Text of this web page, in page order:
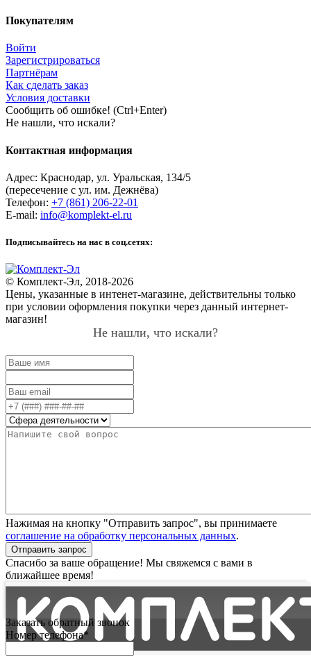
Покупателям
Войти
Зарегистрироваться
Партнёрам
Как сделать заказ
Условия доставки
Сообщить об ошибке! (Ctrl+Enter)
Не нашли, что искали?
Контактная информация
Адрес: Краснодар, ул. Уральская, 134/5
(пересечение с ул. им. Дежнёва)
Телефон: +7 (861) 206-22-01
E-mail: info@komplekt-el.ru
Подписывайтесь на нас в соц.сетях:
© Комплект-Эл, 2018-2026
Цены, указанные в интенет-магазине, действительны только
при условии оформления покупки через данный интернет-
магазин!
Не нашли, что искали?
Нажимая на кнопку "Отправить запрос", вы принимаете
соглашение на обработку персональных данных.
Отправить запрос
Спасибо за ваше обращение! Мы свяжемся с вами в
ближайшее время!
Заказать обратный звонок
Номер телефона*